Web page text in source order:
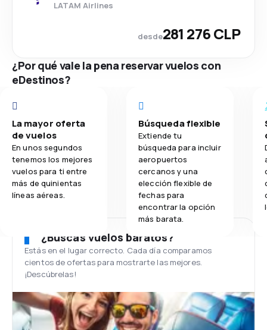
LATAM Airlines
desde281 276 CLP
¿Por qué vale la pena reservar vuelos con
eDestinos?
La mayor oferta
de vuelos
En unos segundos
tenemos los mejores
vuelos para ti entre
más de quinientas
líneas aéreas.
Búsqueda flexible
Extiende tu
búsqueda para incluir
aeropuertos
cercanos y una
elección flexible de
fechas para
encontrar la opción
más barata.
¿Buscas vuelos baratos?
Estás en el lugar correcto. Cada día comparamos
cientos de ofertas para mostrarte las mejores.
¡Descúbrelas!